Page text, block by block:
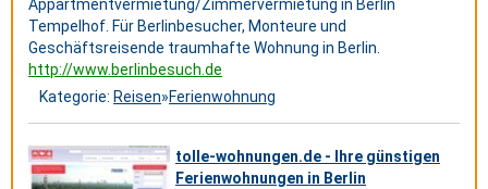
Appartmentvermietung/Zimmervermietung in Berlin
Tempelhof. Für Berlinbesucher, Monteure und
Geschäftsreisende traumhafte Wohnung in Berlin.
http://www.berlinbesuch.de
Kategorie: Reisen»Ferienwohnung
tolle-wohnungen.de - Ihre günstigen
Ferienwohnungen in Berlin